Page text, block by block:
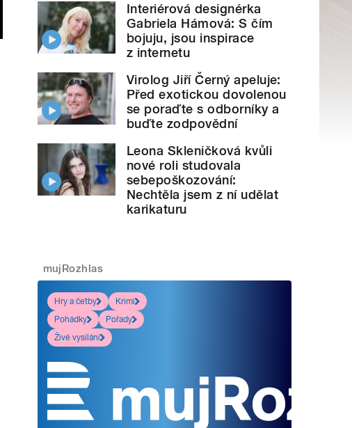
Interiérová designérka
Gabriela Hámová: S čím
bojuju, jsou inspirace
z internetu
Virolog Jiří Černý apeluje:
Před exotickou dovolenou
se poraďte s odborníky a
buďte zodpovědní
Leona Skleničková kvůli
nové roli studovala
sebepoškozování:
Nechtěla jsem z ní udělat
karikaturu
mujRozhlas
Hry a četby
Krimi
Pohádky
Pořady
Živé vysílání